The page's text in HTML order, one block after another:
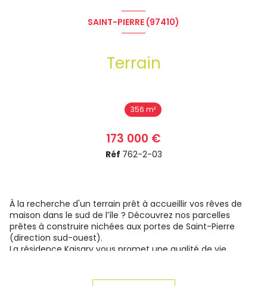
SAINT-PIERRE (97410)
Terrain
356 m²
173 000 €
Réf 762-2-03
À la recherche d'un terrain prêt à accueillir vos rêves de
maison dans le sud de l’île ? Découvrez nos parcelles
prêtes à construire nichées aux portes de Saint-Pierre
(direction sud-ouest).
La résidence Kaisary vous promet une qualité de vie
centre commercial E. Leclerc de St-Joseph ainsi que du